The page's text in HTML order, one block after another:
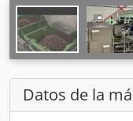
Datos de la